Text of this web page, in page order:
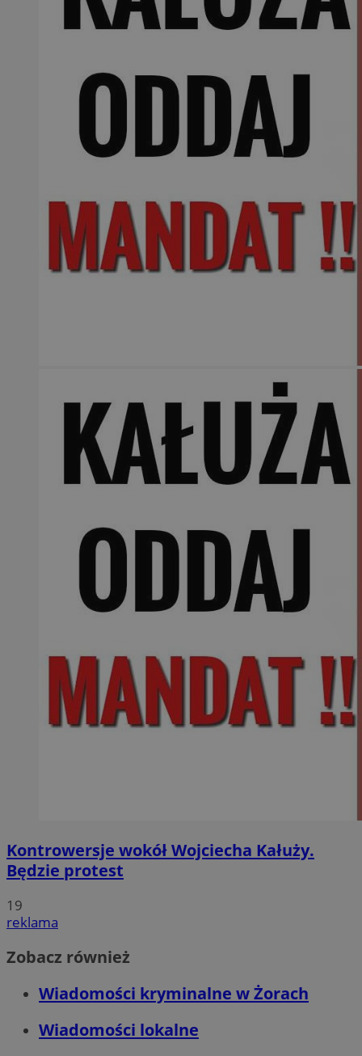
Kontrowersje wokół Wojciecha Kałuży.
Będzie protest
19
reklama
Zobacz również
Wiadomości kryminalne w Żorach
Wiadomości lokalne